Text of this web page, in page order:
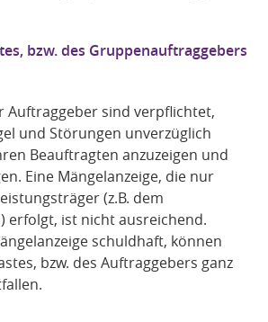
bzw. des Gruppenauftraggebers
Auftraggeber sind verpflichtet,
und Störungen unverzüglich
Beauftragten anzuzeigen und
Eine Mängelanzeige, die nur
(z.B. dem
erfolgt, ist nicht ausreichend.
schuldhaft, können
bzw. des Auftraggebers ganz